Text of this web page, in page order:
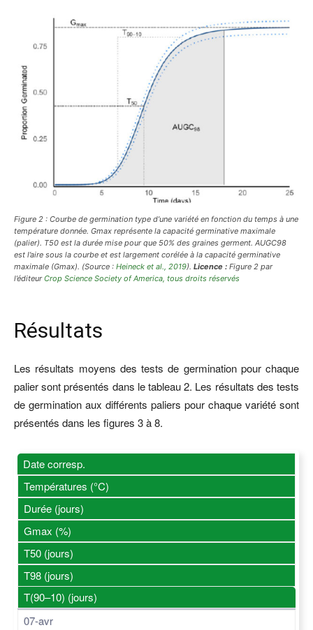
Figure 2 : Courbe de germination type d’une variété en fonction du temps à une
température donnée. Gmax représente la capacité germinative maximale
(palier). T50 est la durée mise pour que 50% des graines germent. AUGC98
est l’aire sous la courbe et est largement corélée à la capacité germinative
maximale (Gmax). (Source : Heineck et al., 2019). Licence : Figure 2 par
l’éditeurCrop Science Society of America, tous droits réservés
Résultats
Les résultats moyens des tests de germination pour chaque
palier sont présentés dans le tableau 2. Les résultats des tests
de germination aux différents paliers pour chaque variété sont
présentés dans les figures 3 à 8.
Date corresp.
Températures (°C)
Durée (jours)
Gmax (%)
T50 (jours)
T98 (jours)
T(90–10) (jours)
07-avr